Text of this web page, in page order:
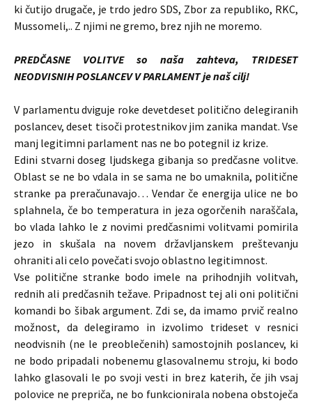
ki čutijo drugače, je trdo jedro SDS, Zbor za republiko, RKC,
Mussomeli,.. Z njimi ne gremo, brez njih ne moremo.
PREDČASNE VOLITVE so naša zahteva, TRIDESET
NEODVISNIH POSLANCEV V PARLAMENT je naš cilj!
V parlamentu dviguje roke devetdeset politično delegiranih
poslancev, deset tisoči protestnikov jim zanika mandat. Vse
manj legitimni parlament nas ne bo potegnil iz krize.
Edini stvarni doseg ljudskega gibanja so predčasne volitve.
Oblast se ne bo vdala in se sama ne bo umaknila, politične
stranke pa preračunavajo… Vendar če energija ulice ne bo
splahnela, če bo temperatura in jeza ogorčenih naraščala,
bo vlada lahko le z novimi predčasnimi volitvami pomirila
jezo in skušala na novem državljanskem preštevanju
ohraniti ali celo povečati svojo oblastno legitimnost.
Vse politične stranke bodo imele na prihodnjih volitvah,
rednih ali predčasnih težave. Pripadnost tej ali oni politični
komandi bo šibak argument. Zdi se, da imamo prvič realno
možnost, da delegiramo in izvolimo trideset v resnici
neodvisnih (ne le preoblečenih) samostojnih poslancev, ki
ne bodo pripadali nobenemu glasovalnemu stroju, ki bodo
lahko glasovali le po svoji vesti in brez katerih, če jih vsaj
polovice ne prepriča, ne bo funkcionirala nobena obstoječa